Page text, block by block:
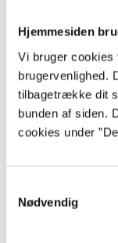
Hjemmesiden
Vi bruger
brugervenlighed.
tilbagetrække dit
bunden af siden.
cookies under
Nødvendig
...
Gå til serien